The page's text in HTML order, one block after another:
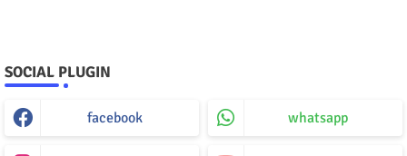
SOCIAL PLUGIN
facebook whatsapp